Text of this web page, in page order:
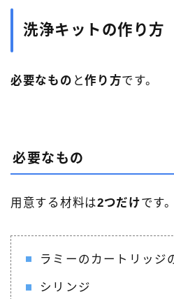
洗浄キットの作り方
必要なもの と作り方です。
必要なもの
用意する材料は2つだけです。
ラミーのカートリッジ
シリンジ